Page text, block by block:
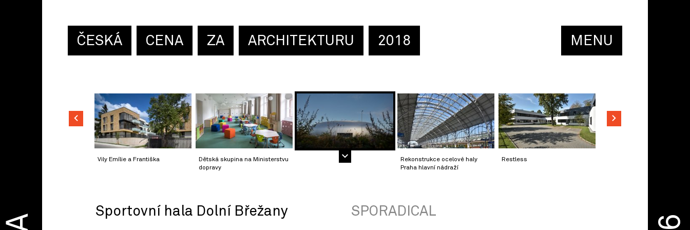
ČESKÁ CENA ZA ARCHITEKTURU 2018 MENU
Vily Emílie a Františka
Dětská skupina na Ministerstvu
dopravy
Rekonstrukce ocelové haly
Praha hlavní nádraží
Restless
Sportovní hala Dolní Břežany SPORADICAL